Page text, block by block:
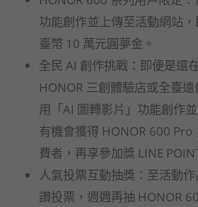
功能創作並上傳至活動網站
臺幣 10 萬元圓夢金。
全民 AI 創作挑戰：即便是還
HONOR 三創體驗店或全臺
用「AI 圖轉影片」功能創作
有機會獲得 HONOR 600 Pro
費者，再享參加獎 LINE
人氣投票互動抽獎：至活動
讚投票，週週再抽 HONOR